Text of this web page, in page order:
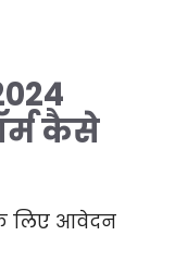
कैसे
के लिए आवेदन